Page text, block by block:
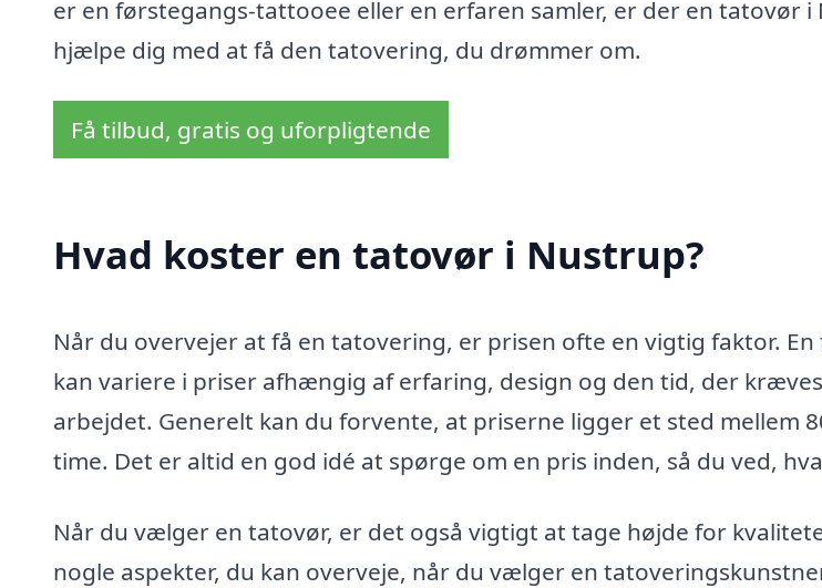
er en førstegangs-tattooee eller en erfaren samler, er der en tatovør i
hjælpe dig med at få den tatovering, du drømmer om.
Få tilbud, gratis og uforpligtende
Hvad koster en tatovør i Nustrup?
Når du overvejer at få en tatovering, er prisen ofte en vigtig faktor.
kan variere i priser afhængig af erfaring, design og den tid, der
arbejdet. Generelt kan du forvente, at priserne ligger et sted mellem
time. Det er altid en god idé at spørge om en pris inden, så du ved,
Når du vælger en tatovør, er det også vigtigt at tage højde for
nogle aspekter, du kan overveje, når du vælger en